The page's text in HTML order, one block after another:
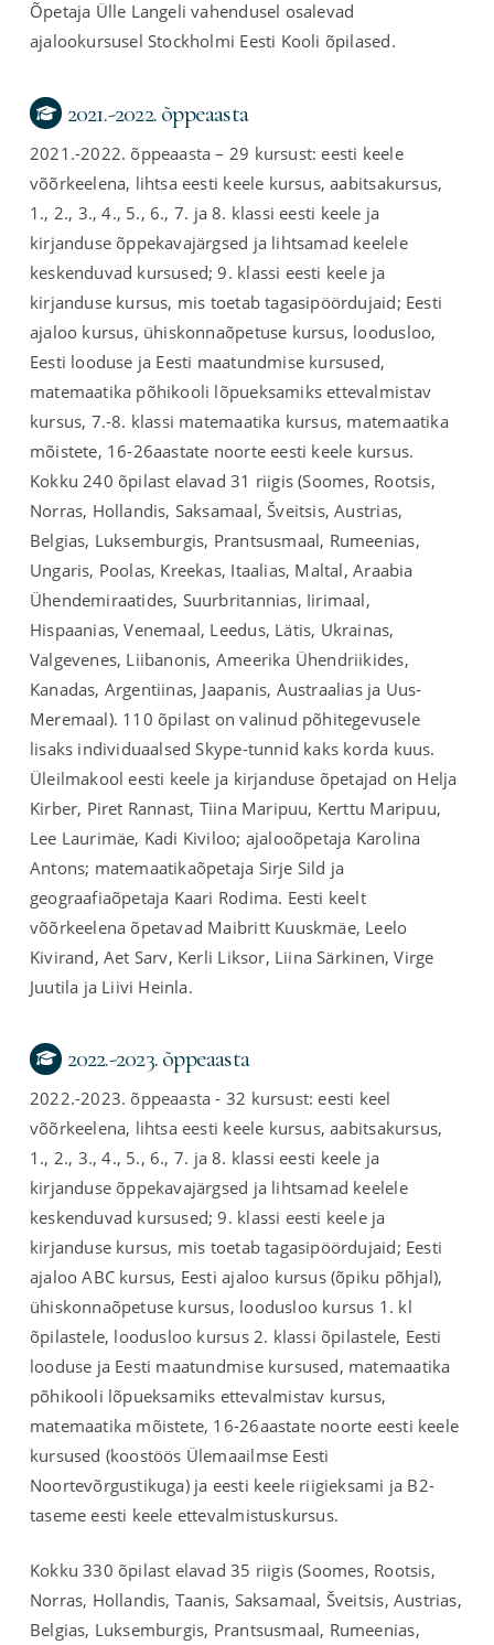
Õpetaja Ülle Langeli vahendusel osalevad
ajalookursusel Stockholmi Eesti Kooli õpilased.
2021.-2022. õppeaasta
2021.-2022. õppeaasta – 29 kursust: eesti keele
võõrkeelena, lihtsa eesti keele kursus, aabitsakursus,
1., 2., 3., 4., 5., 6., 7. ja 8. klassi eesti keele ja
kirjanduse õppekavajärgsed ja lihtsamad keelele
keskenduvad kursused; 9. klassi eesti keele ja
kirjanduse kursus, mis toetab tagasipöördujaid; Eesti
ajaloo kursus, ühiskonnaõpetuse kursus, loodusloo,
Eesti looduse ja Eesti maatundmise kursused,
matemaatika põhikooli lõpueksamiks ettevalmistav
kursus, 7.-8. klassi matemaatika kursus, matemaatika
mõistete, 16-26aastate noorte eesti keele kursus.
Kokku 240 õpilast elavad 31 riigis (Soomes, Rootsis,
Norras, Hollandis, Saksamaal, Šveitsis, Austrias,
Belgias, Luksemburgis, Prantsusmaal, Rumeenias,
Ungaris, Poolas, Kreekas, Itaalias, Maltal, Araabia
Ühendemiraatides, Suurbritannias, Iirimaal,
Hispaanias, Venemaal, Leedus, Lätis, Ukrainas,
Valgevenes, Liibanonis, Ameerika Ühendriikides,
Kanadas, Argentiinas, Jaapanis, Austraalias ja Uus-
Meremaal). 110 õpilast on valinud põhitegevusele
lisaks individuaalsed Skype-tunnid kaks korda kuus.
Üleilmakool eesti keele ja kirjanduse õpetajad on Helja
Kirber, Piret Rannast, Tiina Maripuu, Kerttu Maripuu,
Lee Laurimäe, Kadi Kiviloo; ajalooõpetaja Karolina
Antons; matemaatikaõpetaja Sirje Sild ja
geograafiaõpetaja Kaari Rodima. Eesti keelt
võõrkeelena õpetavad Maibritt Kuuskmäe, Leelo
Kivirand, Aet Sarv, Kerli Liksor, Liina Särkinen, Virge
Juutila ja Liivi Heinla.
2022.-2023. õppeaasta
2022.-2023. õppeaasta - 32 kursust: eesti keel
võõrkeelena, lihtsa eesti keele kursus, aabitsakursus,
1., 2., 3., 4., 5., 6., 7. ja 8. klassi eesti keele ja
kirjanduse õppekavajärgsed ja lihtsamad keelele
keskenduvad kursused; 9. klassi eesti keele ja
kirjanduse kursus, mis toetab tagasipöördujaid; Eesti
ajaloo ABC kursus, Eesti ajaloo kursus (õpiku põhjal),
ühiskonnaõpetuse kursus, loodusloo kursus 1. kl
õpilastele, loodusloo kursus 2. klassi õpilastele, Eesti
looduse ja Eesti maatundmise kursused, matemaatika
põhikooli lõpueksamiks ettevalmistav kursus,
matemaatika mõistete, 16-26aastate noorte eesti keele
kursused (koostöös Ülemaailmse Eesti
Noortevõrgustikuga) ja eesti keele riigieksami ja B2-
taseme eesti keele ettevalmistuskursus.
Kokku 330 õpilast elavad 35 riigis (Soomes, Rootsis,
Norras, Hollandis, Taanis, Saksamaal, Šveitsis, Austrias,
Belgias, Luksemburgis, Prantsusmaal, Rumeenias,